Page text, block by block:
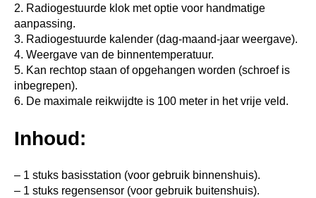
2. Radiogestuurde klok met optie voor handmatige
aanpassing.
3. Radiogestuurde kalender (dag-maand-jaar weergave).
4. Weergave van de binnentemperatuur.
5. Kan rechtop staan of opgehangen worden (schroef is
inbegrepen).
6. De maximale reikwijdte is 100 meter in het vrije veld.
Inhoud:
– 1 stuks basisstation (voor gebruik binnenshuis).
– 1 stuks regensensor (voor gebruik buitenshuis).